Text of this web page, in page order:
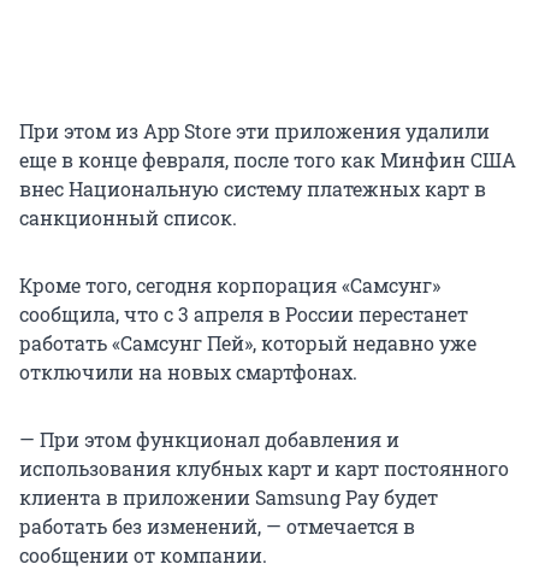
При этом из App Store эти приложения удалили
еще в конце февраля, после того как Минфин США
внес Национальную систему платежных карт в
санкционный список.
Кроме того, сегодня корпорация «Самсунг»
сообщила, что с 3 апреля в России перестанет
работать «Самсунг Пей», который недавно уже
отключили на новых смартфонах.
— При этом функционал добавления и
использования клубных карт и карт постоянного
клиента в приложении Samsung Pay будет
работать без изменений, — отмечается в
сообщении от компании.